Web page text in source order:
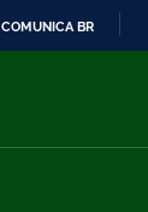
COMUNICA BR